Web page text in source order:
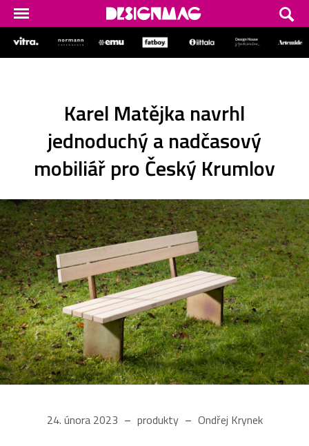
Karel Matějka navrhl
jednoduchý a nadčasový
mobiliář pro Český Krumlov
24. února 2023 produkty Ondřej Krynek